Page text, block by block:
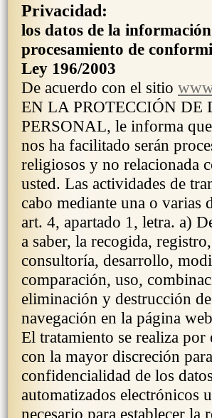
Privacidad:
los datos de la
procesamiento de
Ley 196/2003
De acuerdo con el sitio
EN LA PROTECCIÓN DE
PERSONAL, le informa
nos ha facilitado serán
religiosos y no relacionada
usted. Las actividades de
cabo mediante una o varias
art. 4, apartado 1, letra. a)
a saber, la recogida,
consultoría, desarrollo,
comparación, uso,
eliminación y destrucción
navegación en la página
El tratamiento se realiza
con la mayor discreción
confidencialidad de los
automatizados electrónicos
necesario para establecer